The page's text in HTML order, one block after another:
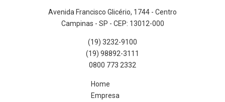
Avenida Francisco Glicério, 1744 - Centro
Campinas - SP - CEP: 13012-000
(19) 3232-9100
(19) 98892-3111
0800 773 2332
Home
Empresa